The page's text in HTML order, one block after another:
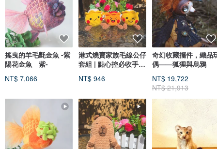
搖曳的羊毛氈金魚 -紫
陽花金魚 紫-
NT$ 7,066
港式燒賣家族毛線公仔
套組 | 點心控必收手作
NT$ 946
奇幻收藏擺件，織品
偶——狐狸與烏鴉
NT$ 19,722
NT$ 21,913